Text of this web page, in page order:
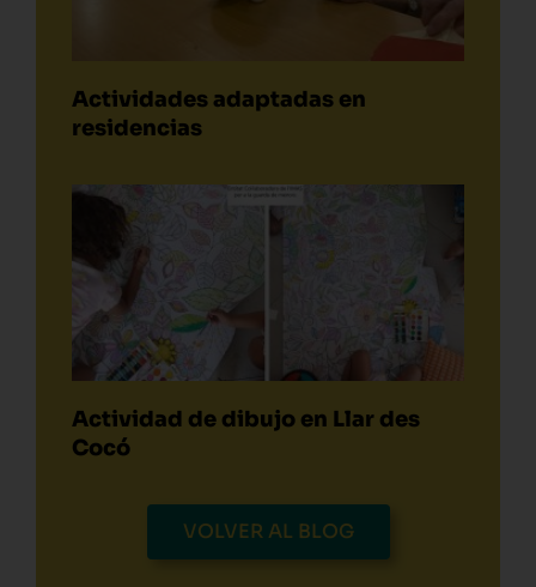
Actividades adaptadas en
residencias
Actividad de dibujo en Llar des
Cocó
VOLVER AL BLOG